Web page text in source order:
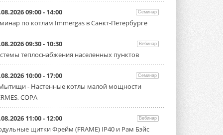
Carrier модернизирует
флагманский чиллер AquaEdge
19XR
Чиллер получил новую версию,
работающую на хладагенте R1234ze ...
31 ИЮЛЯ 2026
Mitsubishi расширяет
Mitsubishi Electric создаёт в США новую
компанию MEHITS US Inc. ...
31 ИЮЛЯ 2026
09:00 - 14:00 Семинар
по котлам Immergas в Санкт-Петербурге
09:30 - 10:30 Вебинар
теплоснабжения населенных пунктов
10:00 - 17:00 Семинар
- Настенные котлы малой мощности
COPA
11:00 - 12:00 Вебинар
щитки Фрейм (FRAME) IP40 и Рам Бэйс